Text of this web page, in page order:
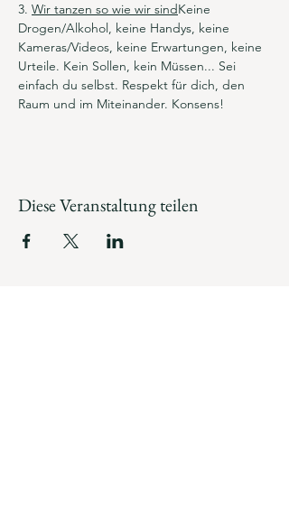
3. Wir tanzen so wie wir sindKeine
Drogen/Alkohol, keine Handys, keine
Kameras/Videos, keine Erwartungen, keine
Urteile. Kein Sollen, kein Müssen... Sei
einfach du selbst. Respekt für dich, den
Raum und im Miteinander. Konsens!
Diese Veranstaltung teilen